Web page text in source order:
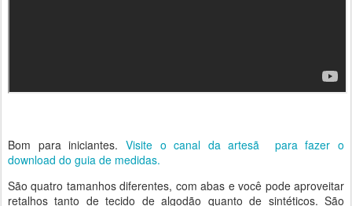
Bom para iniciantes. Visite o canal da artesã para fazer o
download do guia de medidas.
São quatro tamanhos diferentes, com abas e você pode aproveitar
retalhos tanto de tecido de algodão quanto de sintéticos. São